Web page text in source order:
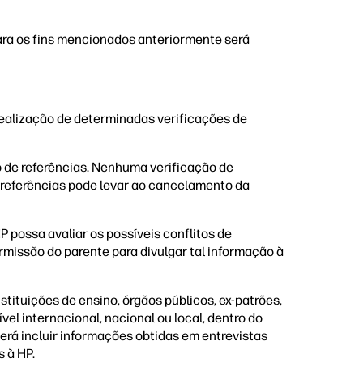
os fins mencionados anteriormente será
de determinadas verificações de
referências. Nenhuma verificação de
pode levar ao cancelamento da
possa avaliar os possíveis conflitos de
do parente para divulgar tal informação à
de ensino, órgãos públicos, ex-patrões,
internacional, nacional ou local, dentro do
incluir informações obtidas em entrevistas
HP.